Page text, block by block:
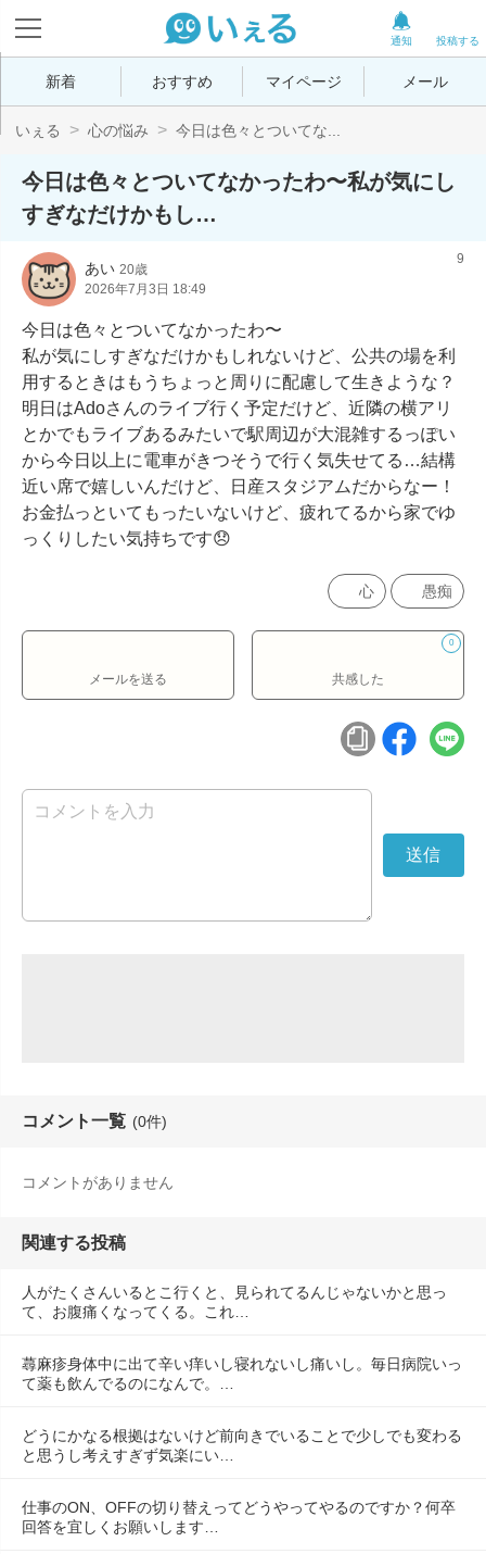
投稿する
通知
新着 おすすめ マイページ メール
いぇる 心の悩み 今日は色々とついてな...
今日は色々とついてなかったわ〜私が気にし
すぎなだけかもし…
あい 20歳
2026年7月3日 18:49
9
今日は色々とついてなかったわ〜
私が気にしすぎなだけかもしれないけど、公共の場を利
用するときはもうちょっと周りに配慮して生きような？
明日はAdoさんのライブ行く予定だけど、近隣の横アリ
とかでもライブあるみたいで駅周辺が大混雑するっぽい
から今日以上に電車がきつそうで行く気失せてる…結構
近い席で嬉しいんだけど、日産スタジアムだからなー！
お金払っといてもったいないけど、疲れてるから家でゆ
っくりしたい気持ちです😞
心 愚痴
メールを送る
0
共感した
コメント一覧 (0件)
コメントがありません
関連する投稿
人がたくさんいるとこ行くと、見られてるんじゃないかと思っ
て、お腹痛くなってくる。これ…
蕁麻疹身体中に出て辛い痒いし寝れないし痛いし。毎日病院いっ
て薬も飲んでるのになんで。…
どうにかなる根拠はないけど前向きでいることで少しでも変わる
と思うし考えすぎず気楽にい…
仕事のON、OFFの切り替えってどうやってやるのですか？何卒
回答を宜しくお願いします…